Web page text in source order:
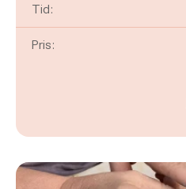
Tid:
Pris: